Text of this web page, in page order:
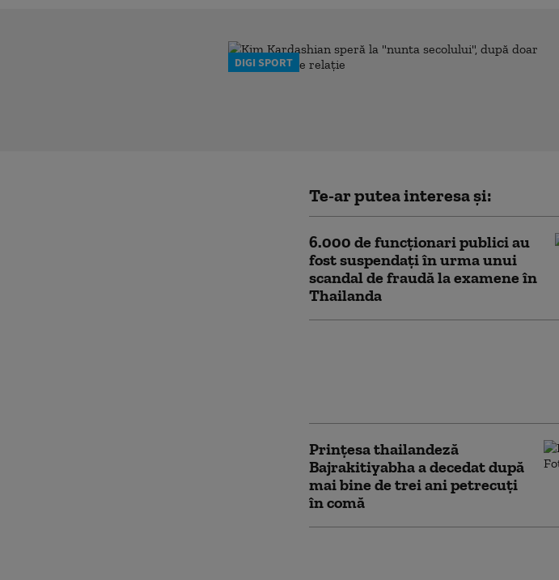
DIGI SPORT
Te-ar putea interesa și:
6.000 de funcţionari publici au
fost suspendaţi în urma unui
scandal de fraudă la examene în
Thailanda
Prințesa thailandeză
Bajrakitiyabha a decedat după
mai bine de trei ani petrecuți
în comă